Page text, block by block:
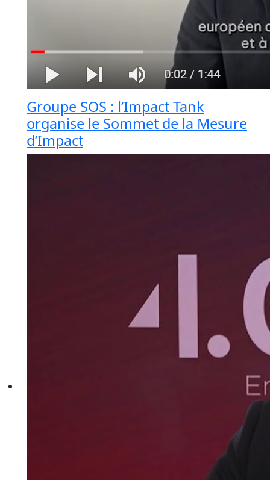
Groupe SOS : l’Impact Tank
organise le Sommet de la Mesure
d’Impact